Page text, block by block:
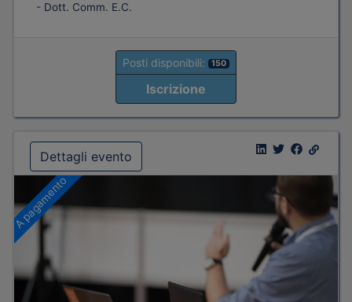
- Dott. Comm. E.C.
Posti disponibili: 150
Iscrizione
Dettagli evento
A pagamento